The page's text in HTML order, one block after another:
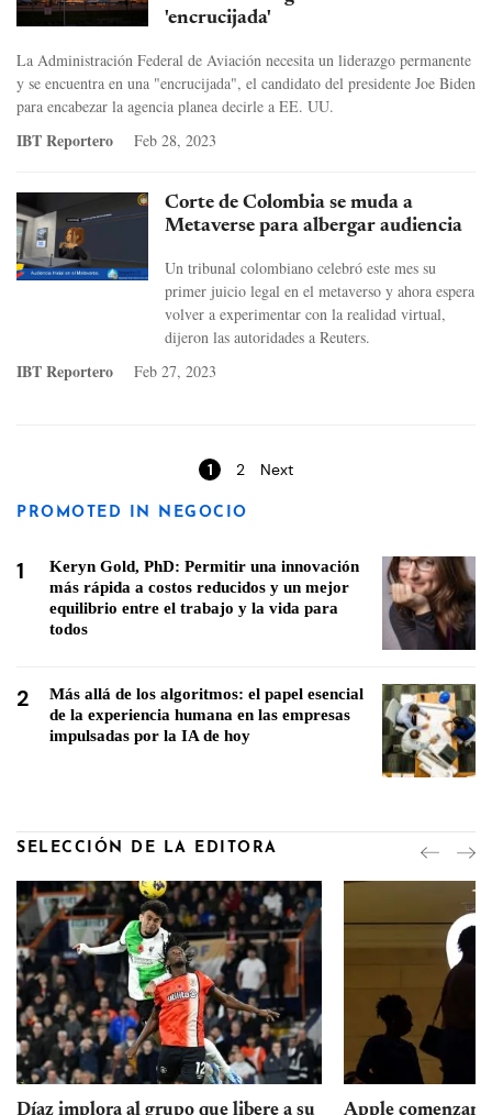
'encrucijada'
La Administración Federal de Aviación necesita un liderazgo permanente
y se encuentra en una "encrucijada", el candidato del presidente Joe Biden
para encabezar la agencia planea decirle a EE. UU.
IBT Reportero Feb 28, 2023
Corte de Colombia se muda a
Metaverse para albergar audiencia
Un tribunal colombiano celebró este mes su
primer juicio legal en el metaverso y ahora espera
volver a experimentar con la realidad virtual,
dijeron las autoridades a Reuters.
IBT Reportero Feb 27, 2023
1 2 Next
PROMOTED IN NEGOCIO
1
Keryn Gold, PhD: Permitir una innovación
más rápida a costos reducidos y un mejor
equilibrio entre el trabajo y la vida para
todos
2
Más allá de los algoritmos: el papel esencial
de la experiencia humana en las empresas
impulsadas por la IA de hoy
SELECCIÓN DE LA EDITORA